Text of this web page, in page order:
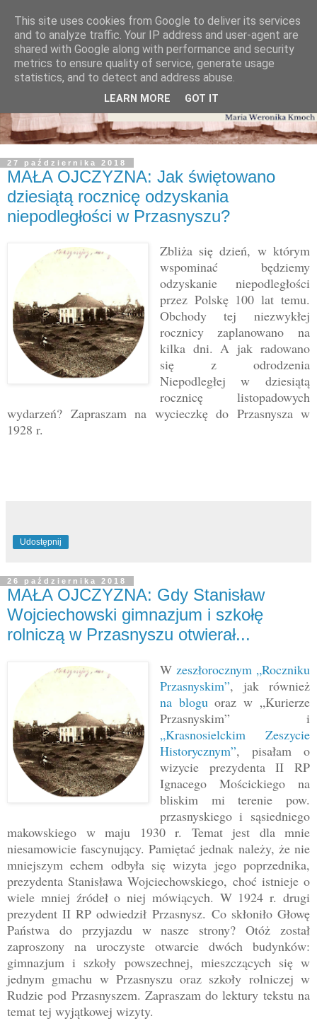
27 października 2018
MAŁA OJCZYZNA: Jak świętowano
dziesiątą rocznicę odzyskania
niepodległości w Przasnyszu?
Zbliża się dzień, w którym
wspominać będziemy
odzyskanie niepodległości
przez Polskę 100 lat temu.
Obchody tej niezwykłej
rocznicy zaplanowano na
kilka dni. A jak radowano
się z odrodzenia
Niepodległej w dziesiątą
rocznicę listopadowych
wydarzeń? Zapraszam na wycieczkę do Przasnysza w
1928 r.
Udostępnij
26 października 2018
MAŁA OJCZYZNA: Gdy Stanisław
Wojciechowski gimnazjum i szkołę
rolniczą w Przasnyszu otwierał...
W zeszłorocznym „Roczniku
Przasnyskim”, jak również
na bloguoraz w „Kurierze
Przasnyskim” i
„Krasnosielckim Zeszycie
Historycznym”, pisałam o
wizycie prezydenta II RP
Ignacego Mościckiego na
bliskim mi terenie pow.
przasnyskiego i sąsiedniego
makowskiego w maju 1930 r. Temat jest dla mnie
niesamowicie fascynujący. Pamiętać jednak należy, że nie
mniejszym echem odbyła się wizyta jego poprzednika,
prezydenta Stanisława Wojciechowskiego, choć istnieje o
wiele mniej źródeł o niej mówiących. W 1924 r. drugi
prezydent II RP odwiedził Przasnysz. Co skłoniło Głowę
Państwa do przyjazdu w nasze strony? Otóż został
zaproszony na uroczyste otwarcie dwóch budynków:
gimnazjum i szkoły powszechnej, mieszczących się w
jednym gmachu w Przasnyszu oraz szkoły rolniczej w
Rudzie pod Przasnyszem. Zapraszam do lektury tekstu na
temat tej wyjątkowej wizyty.
This site uses cookies from Google to deliver its services
and to analyze traffic. Your IP address and user-agent are
shared with Google along with performance and security
metrics to ensure quality of service, generate usage
statistics, and to detect and address abuse.
LEARN MORE GOT IT